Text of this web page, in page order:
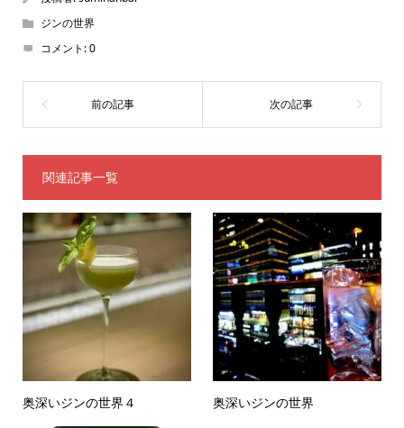
ジンの世界
コメント:0
関連記事一覧
奥深いジンの世界４ 奥深いジンの世界